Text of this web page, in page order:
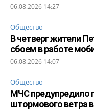
06.08.2026 14:27
Общество
В четверг жители
сбоем в работе
06.08.2026 14:07
Общество
МЧС предупредило
штормового ветра